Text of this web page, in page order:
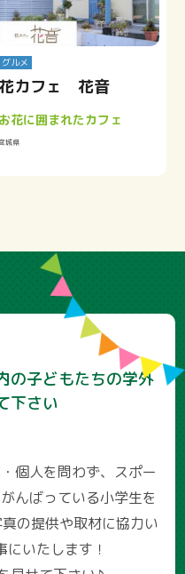
グルメ
カフェ 花音
お花に囲まれたカフェ
城県
の子どもたちの学外
下さい
個人を問わず、スポー
んばっている小学生を
の提供や取材に協力い
いたします！